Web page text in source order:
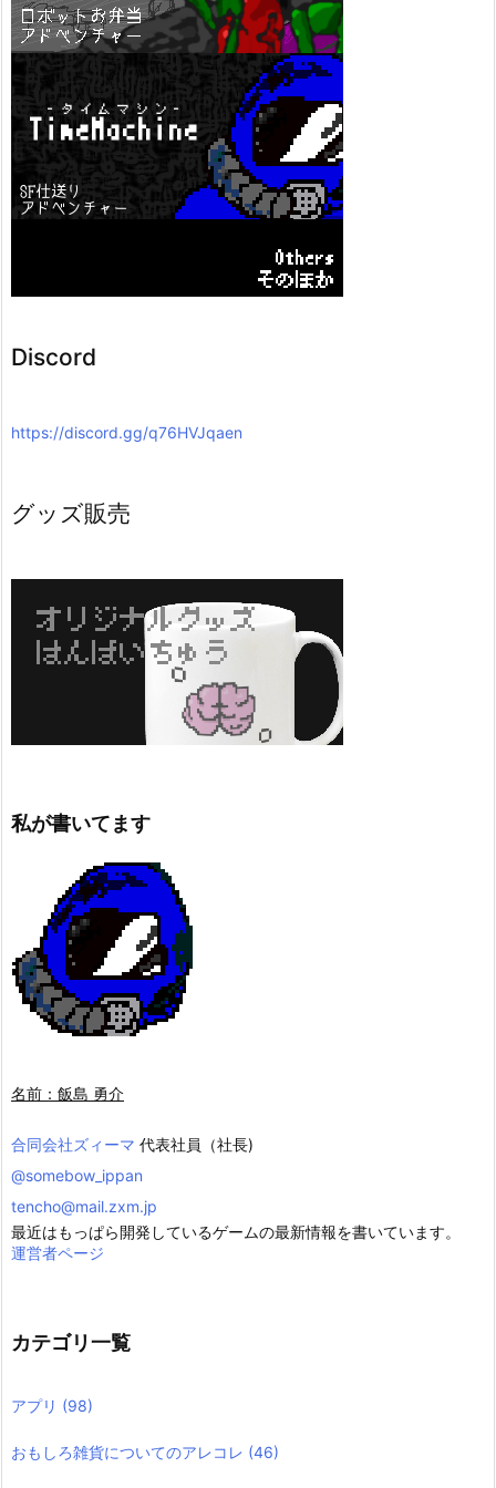
Discord
https://discord.gg/q76HVJqaen
グッズ販売
私が書いてます
名前：飯島 勇介
合同会社ズィーマ 代表社員（社長)
@somebow_ippan
tencho@mail.zxm.jp
最近はもっぱら開発しているゲームの最新情報を書いています。
運営者ページ
カテゴリ一覧
アプリ (98)
おもしろ雑貨についてのアレコレ (46)